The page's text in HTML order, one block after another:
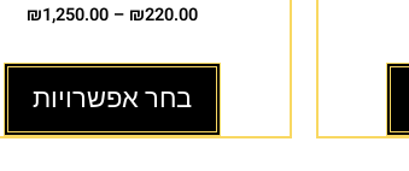
₪220.00
–
₪1,250.00
בחר אפשרויות